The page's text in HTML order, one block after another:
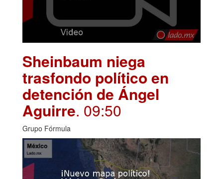
Sheinbaum niega
trasfondo político en
detención de Ángel
Aguirre. 09:50
Grupo Fórmula